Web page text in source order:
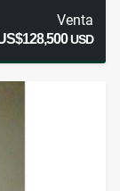
Venta
USD